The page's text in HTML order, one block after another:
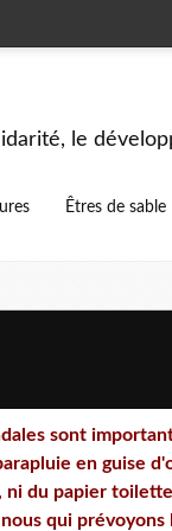
le
Êtres de sable
sont
en guise
du papier
qui prévoyons